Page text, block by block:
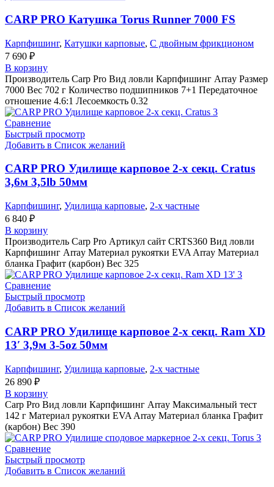
CARP PRO Катушкa Torus Runner 7000 FS
Карпфишинг, Катушки карповые, С двойным фрикционом
7 690 ₽
В корзину
Производитель Carp Pro Вид ловли Карпфишинг Array Размер
7000 Вес 702 г Количество подшипников 7+1 Передаточное
отношение 4.6:1 Лесоемкость 0.32
Сравнение
Быстрый просмотр
Добавить в Список желаний
CARP PRO Удилище карповое 2-х секц. Cratus
3,6м 3,5lb 50мм
Карпфишинг, Удилища карповые, 2-х частные
6 840 ₽
В корзину
Производитель Carp Pro Артикул сайт CRTS360 Вид ловли
Карпфишинг Array Материал рукоятки EVA Array Материал
бланка Графит (карбон) Вес 325
Сравнение
Быстрый просмотр
Добавить в Список желаний
CARP PRO Удилище карповое 2-х секц. Ram XD
13′ 3,9м 3-5oz 50мм
Карпфишинг, Удилища карповые, 2-х частные
26 890 ₽
В корзину
Carp Pro Вид ловли Карпфишинг Array Максимальный тест
142 г Материал рукоятки EVA Array Материал бланка Графит
(карбон) Вес 390
Сравнение
Быстрый просмотр
Добавить в Список желаний